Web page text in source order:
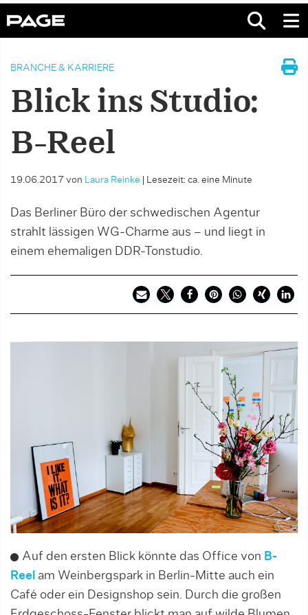
BRANCHE & KARRIERE
Blick ins Studio:
B-Reel
19.06.2017 von Laura Reinke Lesezeit: ca. eine Minute
Das Berliner Büro der schwedischen Agentur
strahlt lässigen WG-Charme aus – und liegt in
einem ehemaligen DDR-Tonstudio.
Auf den ersten Blick könnte das Office von B-
Reel am Weinbergspark in Berlin-Mitte auch ein
Café oder ein Designshop sein. Durch die großen